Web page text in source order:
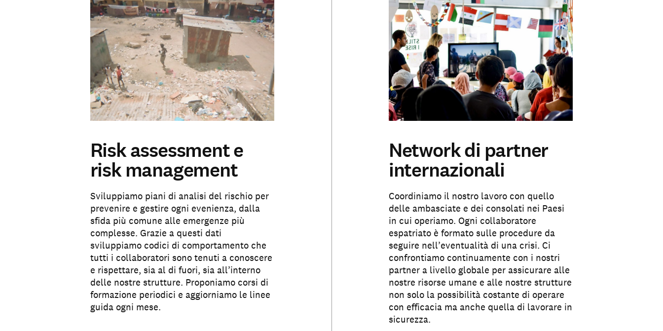
Partecipa
Risk assessment e
risk management
Sviluppiamo piani di analisi del rischio per
prevenire e gestire ogni evenienza, dalla
sfida più comune alle emergenze più
complesse. Grazie a questi dati
sviluppiamo codici di comportamento che
tutti i collaboratori sono tenuti a conoscere
e rispettare, sia al di fuori, sia all’interno
delle nostre strutture. Proponiamo corsi di
formazione periodici e aggiorniamo le linee
guida ogni mese.
Network di partner
internazionali
Coordiniamo il nostro lavoro con quello
delle ambasciate e dei consolati nei Paesi
in cui operiamo. Ogni collaboratore
espatriato è formato sulle procedure da
seguire nell’eventualità di una crisi. Ci
confrontiamo continuamente con i nostri
partner a livello globale per assicurare alle
nostre risorse umane e alle nostre strutture
non solo la possibilità costante di operare
con efficacia ma anche quella di lavorare in
sicurezza.